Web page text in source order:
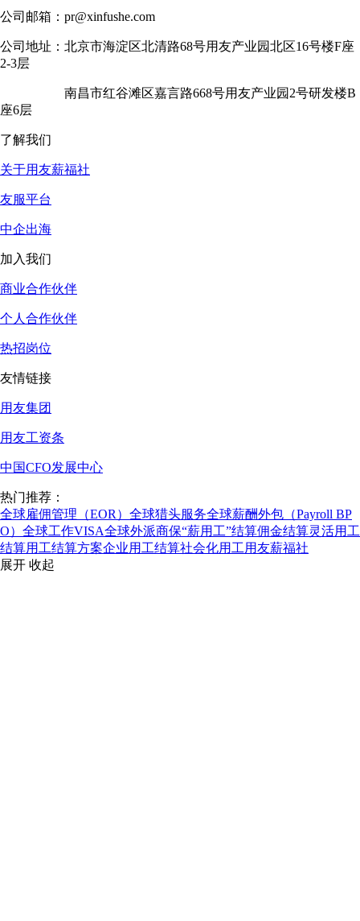
公司邮箱： pr@xinfushe.com
公司地址： 北京市海淀区北清路68号用友产业园北区16号楼F座
2-3层
南昌市红谷滩区嘉言路668号用友产业园2号研发楼B
座6层
了解我们
关于用友薪福社
友服平台
中企出海
加入我们
商业合作伙伴
个人合作伙伴
热招岗位
友情链接
用友集团
用友工资条
中国CFO发展中心
热门推荐：
全球雇佣管理（EOR） 全球猎头服务全球薪酬外包（Payroll BP
O） 全球工作VISA全球外派商保“薪用工”结算佣金结算灵活用工
结算用工结算方案企业用工结算社会化用工用友薪福社
展开 收起